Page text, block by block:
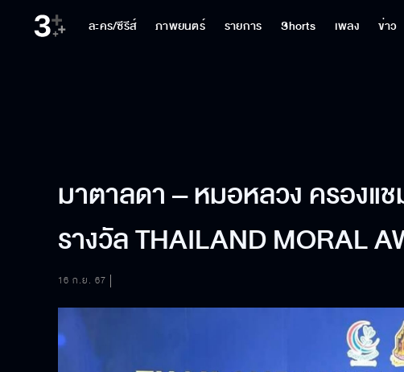
ละคร/ซีรีส์ ภาพยนตร์ รายการ Shorts เพลง ข่าว
มาตาลดา – หมอหลวง ครองแ
รางวัล THAILAND MORAL
16 ก.ย. 67